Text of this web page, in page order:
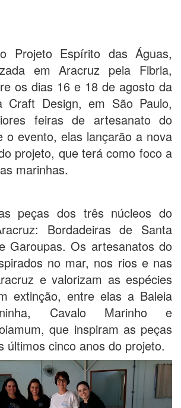
Projeto Espírito das Águas,
em Aracruz pela Fibria,
os dias 16 e 18 de agosto da
Craft Design, em São Paulo,
feiras de artesanato do
o evento, elas lançarão a nova
projeto, que terá como foco a
marinhas.
peças dos três núcleos do
Bordadeiras de Santa
Garoupas. Os artesanatos do
no mar, nos rios e nas
e valorizam as espécies
extinção, entre elas a Baleia
Cavalo Marinho e
que inspiram as peças
últimos cinco anos do projeto.